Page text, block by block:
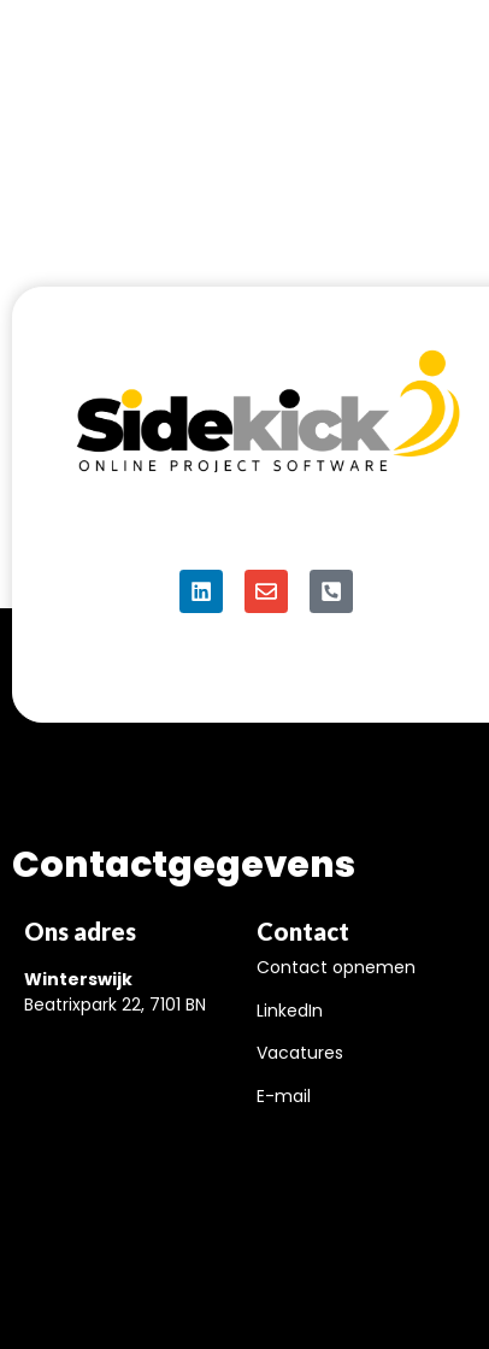
Contactgegevens
Ons adres
Winterswijk
Beatrixpark 22, 7101 BN
Contact
Contact opnemen
LinkedIn
Vacatures
E-mail